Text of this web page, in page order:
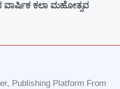
ವಾರ್ಷಿಕ ಕಲಾ ಮಹೋತ್ಸವ
Publishing Platform From